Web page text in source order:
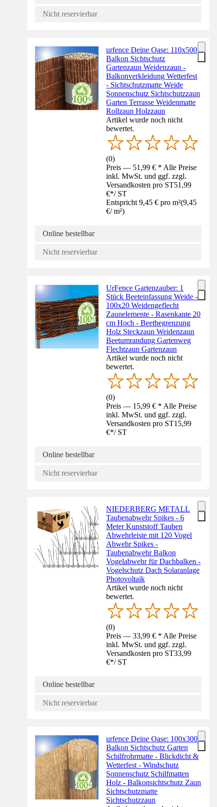
Nicht reservierbar
urfence Deine Oase: 110x500
Balkon Sichtschutz
Gartenzaun Weidenzaun -
Balkonverkleidung Wetterfest
- Sichtschutzmatte Weide
Sonnenschutz Sichtschutzzaun
Garten Terrasse Weidenmatte
Rollzaun Holzzaun
Artikel wurde noch nicht
bewertet.
(0)
Preis — 51,99 € * Alle Preise
inkl. MwSt. und ggf. zzgl.
Versandkosten pro ST51,99
€*/ ST
Entspricht 9,45 € pro m²(9,45
€/ m²)
Online bestellbar
Nicht reservierbar
UrFence Gartenzauber: 1
Stück Beeteinfassung Weide -
100x20 Weidengeflecht
Zaunelemente - Rasenkante 20
cm Hoch - Beetbegrenzung
Holz Steckzaun Weidenzaun
Beetumrandung Gartenweg
Flechtzaun Gartenzaun
Artikel wurde noch nicht
bewertet.
(0)
Preis — 15,99 € * Alle Preise
inkl. MwSt. und ggf. zzgl.
Versandkosten pro ST15,99
€*/ ST
Online bestellbar
Nicht reservierbar
NIEDERBERG METALL
Taubenabwehr Spikes - 6
Meter Kunststoff Tauben
Abwehrleiste mit 120 Vogel
Abwehr Spikes -
Taubenabwehr Balkon
Vogelabwehr für Dachbalken -
Vogelschutz Dach Solaranlage
Photovoltaik
Artikel wurde noch nicht
bewertet.
(0)
Preis — 33,99 € * Alle Preise
inkl. MwSt. und ggf. zzgl.
Versandkosten pro ST33,99
€*/ ST
Online bestellbar
Nicht reservierbar
urfence Deine Oase: 100x300
Balkon Sichtschutz Garten
Schilfrohrmatte - Blickdicht &
Wetterfest - Windschutz
Sonnenschutz Schilfmatten
Holz - Balkonsichtschutz Zaun
Sichtschutzmatte
Sichtschutzzaun